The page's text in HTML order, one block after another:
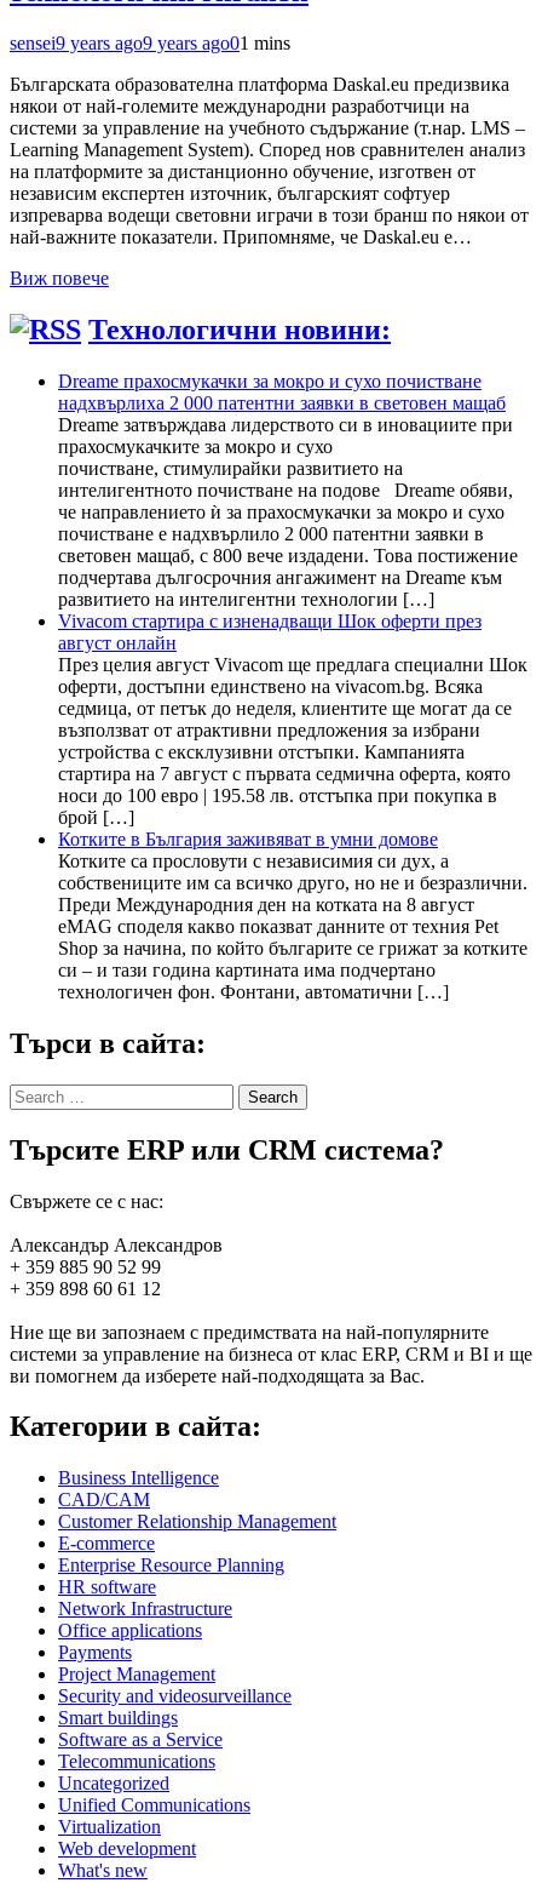
sensei9 years ago9 years ago01 mins
Българската образователна платформа Daskal.eu предизвика
някои от най-големите международни разработчици на
системи за управление на учебното съдържание (т.нар. LMS –
Learning Management System). Според нов сравнителен анализ
на платформите за дистанционно обучение, изготвен от
независим експертен източник, българският софтуер
изпреварва водещи световни играчи в този бранш по някои от
най-важните показатели. Припомняме, че Daskal.eu е…
Виж повече
Технологични новини:
Dreame прахосмукачки за мокро и сухо почистване
надхвърлиха 2 000 патентни заявки в световен мащаб
Dreame затвърждава лидерството си в иновациите при
прахосмукачките за мокро и сухо
почистване, стимулирайки развитието на
интелигентното почистване на подове Dreame обяви,
че направлението ѝ за прахосмукачки за мокро и сухо
почистване е надхвърлило 2 000 патентни заявки в
световен мащаб, с 800 вече издадени. Това постижение
подчертава дългосрочния ангажимент на Dreame към
развитието на интелигентни технологии […]
Vivacom стартира с изненадващи Шок оферти през
август онлайн
През целия август Vivacom ще предлага специални Шок
оферти, достъпни единствено на vivacom.bg. Всяка
седмица, от петък до неделя, клиентите ще могат да се
възползват от атрактивни предложения за избрани
устройства с ексклузивни отстъпки. Кампанията
стартира на 7 август с първата седмична оферта, която
носи до 100 евро | 195.58 лв. отстъпка при покупка в
брой […]
Котките в България заживяват в умни домове
Котките са прословути с независимия си дух, а
собствениците им са всичко друго, но не и безразлични.
Преди Международния ден на котката на 8 август
eMAG споделя какво показват данните от техния Pet
Shop за начина, по който българите се грижат за котките
си – и тази година картината има подчертано
технологичен фон. Фонтани, автоматични […]
Търси в сайта:
Search
for:
Търсите ERP или CRM система?
Свържете се с нас:
Александър Александров
+ 359 885 90 52 99
+ 359 898 60 61 12
Ние ще ви запознаем с предимствата на най-популярните
системи за управление на бизнеса от клас ERP, CRM и BI и ще
ви помогнем да изберете най-подходящата за Вас.
Категории в сайта:
Business Intelligence
CAD/CAM
Customer Relationship Management
E-commerce
Enterprise Resource Planning
HR software
Network Infrastructure
Office applications
Payments
Project Management
Security and videosurveillance
Smart buildings
Software as a Service
Telecommunications
Uncategorized
Unified Communications
Virtualization
Web development
What's new